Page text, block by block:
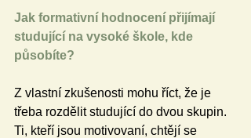
Jak formativní hodnocení přijímají
studující na vysoké škole, kde
působíte?
Z vlastní zkušenosti mohu říct, že je
třeba rozdělit studující do dvou skupin.
Ti, kteří jsou motivovaní, chtějí se